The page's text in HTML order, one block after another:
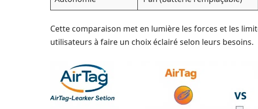
Cette comparaison met en lumière les forces et les
utilisateurs à faire un choix éclairé selon leurs besoins.